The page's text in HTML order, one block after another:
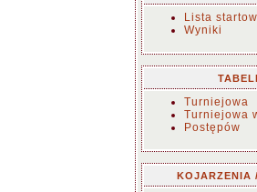
Lista
Wyniki
Turniejowa
Turniejowa
Postępów
KOJARZENIA